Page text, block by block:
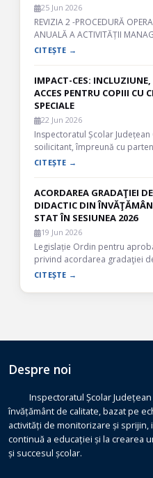
25 Jun 2026
REVIZIA 2 -PROCEDURĂ
ANUALĂ A ACTIVITĂȚII
CITEȘTE →
IMPACT-CES:
ACCES PENTRU COPIII CU
SPECIALE
22 Jun 2026
Inspectoratul Școlar
soilicitant, împreună cu
CITEȘTE →
ACORDAREA GRADAŢIEI
DIDACTIC DIN
STAT ÎN SESIUNEA 2026
19 Jun 2026
Legislație Ordin pentru
privind acordarea gradaţiei
CITEȘTE →
Despre noi
Inspectoratul Școlar
învățământ de calitate, bazat pe
activități de monitorizare și
continuă a educației și la crearea
și succesul școlar.